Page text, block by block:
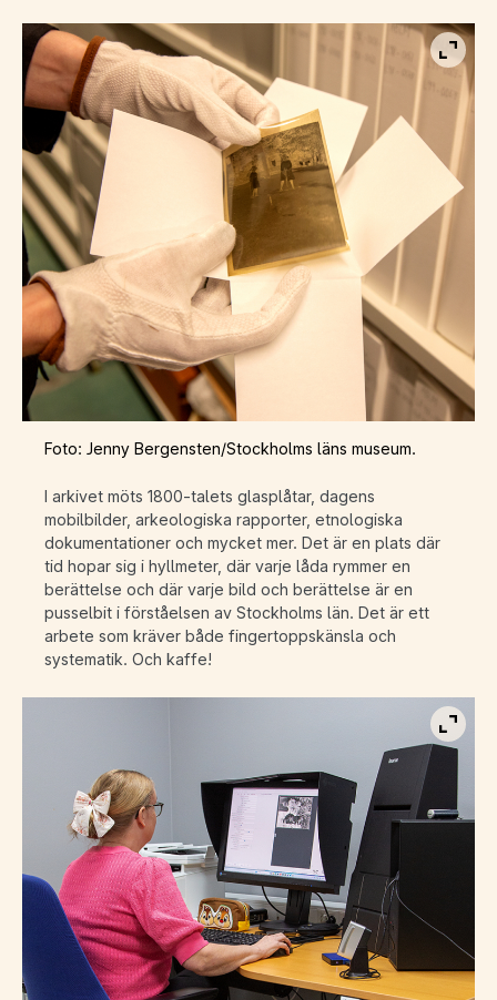
Visa
Foto: Jenny Bergensten/Stockholms läns museum.
I arkivet möts 1800-talets glasplåtar, dagens
mobilbilder, arkeologiska rapporter, etnologiska
dokumentationer och mycket mer. Det är en plats där
tid hopar sig i hyllmeter, där varje låda rymmer en
berättelse och där varje bild och berättelse är en
pusselbit i förståelsen av Stockholms län. Det är ett
arbete som kräver både fingertoppskänsla och
systematik. Och kaffe!
Visa